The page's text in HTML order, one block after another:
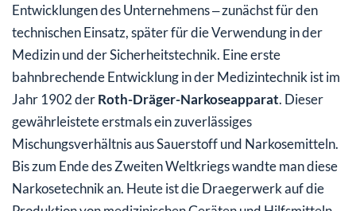
Entwicklungen des Unternehmens ‒ zunächst für den
technischen Einsatz, später für die Verwendung in der
Medizin und der Sicherheitstechnik. Eine erste
bahnbrechende Entwicklung in der Medizintechnik ist im
Jahr 1902 derRoth-Dräger-Narkoseapparat. Dieser
gewährleistete erstmals ein zuverlässiges
Mischungsverhältnis aus Sauerstoff und Narkosemitteln.
Bis zum Ende des Zweiten Weltkriegs wandte man diese
Narkosetechnik an. Heute ist die Draegerwerk auf die